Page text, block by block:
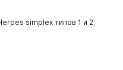
simplex типов 1 и 2;